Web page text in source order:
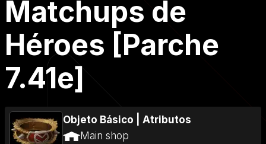
Matchups de
Héroes [Parche
7.41e]
Objeto Básico
Atributos
Main shop